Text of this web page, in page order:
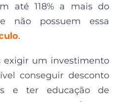
até 118% a mais do
não possuem essa
.
exigir um investimento
conseguir desconto
e ter educação de